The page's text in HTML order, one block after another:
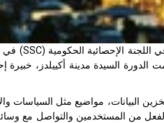
SSC) في
الدورة السيدة مدينة أكييلدز، خبيرة
يشمل نشر وتخزين البيانات، مواضيع مثل
الفعل من المستخدمين والتواصل مع